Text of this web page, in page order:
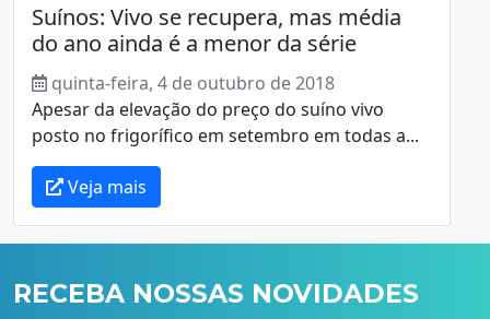
Suínos: Vivo se recupera, mas média
do ano ainda é a menor da série
quinta-feira, 4 de outubro de 2018
Apesar da elevação do preço do suíno vivo
posto no frigorífico em setembro em todas a...
Veja mais
RECEBA NOSSAS NOVIDADES